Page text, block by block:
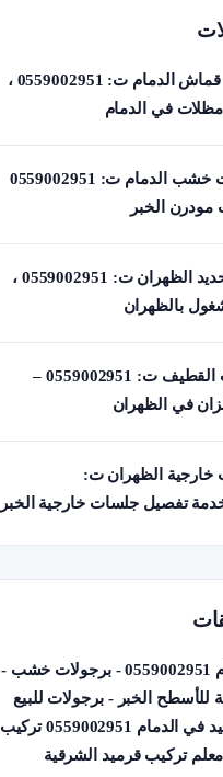
تركيب مظلات قماش الدمام ت: 0559002951 ،
في الدمام
تركيب برجولات خشب الدمام ت: 0559002951
الخبر
تركيب سواتر حديد الظهران ت: 0559002951 ،
بالظهران
مظلات خرانات القطيف ت: 0559002951 –
في الظهران
الظهران ت:
برجولات الدمام 0559002951 - برجولات خشب -
للأسطح الخبر - برجولات للبيع
معلم قرميد في الدمام 0559002951 تركيب
تركيب قرميد الشرقية